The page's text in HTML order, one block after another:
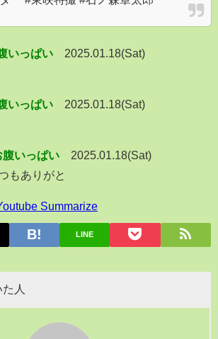
いっぱい
2025.01.18(Sat)
いっぱい
2025.01.18(Sat)
いっぱい
2025.01.18(Sat)
もありがと
Summarize
LINE
人